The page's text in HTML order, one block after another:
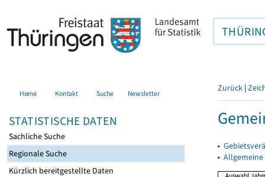
Home Kontakt Suche Newsletter
STATISTISCHE DATEN
Sachliche Suche
Regionale Suche
Kürzlich bereitgestellte Daten
Zurück |
▸
▸